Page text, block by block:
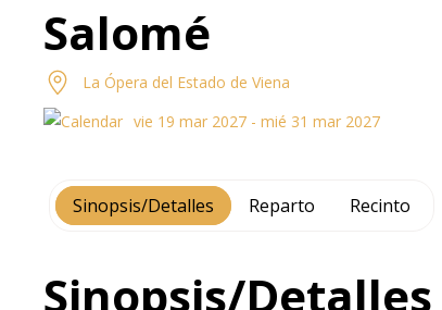
Salomé
La Ópera del Estado de Viena
vie 19 mar 2027 - mié 31 mar 2027
Sinopsis/Detalles Reparto Recinto
Sinopsis/Detalles